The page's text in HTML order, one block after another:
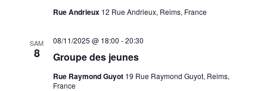
Rue Andrieux 12 Rue Andrieux, Reims, France
SAM
8 Groupe des jeunes
08/11/2025 @ 18:00 -20:30
Rue Raymond Guyot 19 Rue Raymond Guyot, Reims,
France